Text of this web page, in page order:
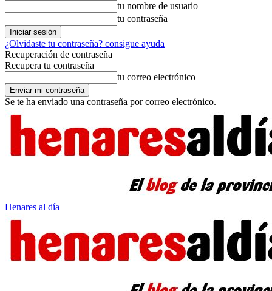
tu nombre de usuario
tu contraseña
¿Olvidaste tu contraseña? consigue ayuda
Recuperación de contraseña
Recupera tu contraseña
tu correo electrónico
Se te ha enviado una contraseña por correo electrónico.
Henares al día